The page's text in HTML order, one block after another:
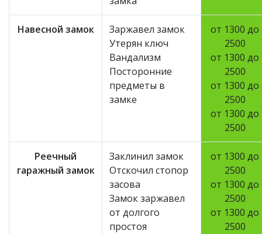
Навесной замок
Заржавел замок
Утерян ключ
Вандализм
Посторонние
предметы в
замке
от 1300 до
2500
от 1300 до
2500
от 1300 до
2500
от 1300 до
2500
Реечный
гаражный замок
Заклинил замок
Отскочил стопор
засова
Замок заржавел
от долгого
простоя
от 1300 до
2500
от 1300 до
2500
от 1300 до
2500